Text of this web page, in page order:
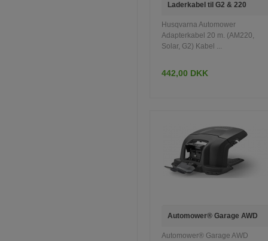
Laderkabel til G2 & 220
Husqvarna Automower
Adapterkabel 20 m. (AM220,
Solar, G2) Kabel ...
442,00 DKK
Automower® Garage AWD
Automower® Garage AWD